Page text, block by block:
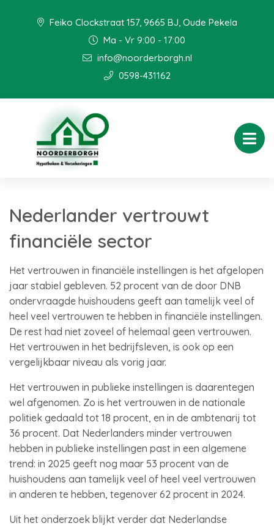
Feiko Clockstraat 157, 9665 BJ, Oude Pekela
Ma - Vr 9:00 - 17:00
info@noorderborgh.nl
0598-431162
Nederlander vertrouwt
financiële sector
Het vertrouwen in financiële instellingen is het afgelopen
jaar stabiel gebleven. 52 procent van de door DNB
ondervraagde huishoudens geeft aan tamelijk veel of
heel veel vertrouwen te hebben in financiële instellingen.
De rest had niet zoveel of helemaal geen vertrouwen.
Het vertrouwen in het bedrijfsleven, is ook op een
vergelijkbaar niveau als vorig jaar.
Het vertrouwen in publieke instellingen is daarentegen
wel afgenomen. Zo is het vertrouwen in de nationale
politiek gedaald tot 18 procent, en in de ambtenarij tot
36 procent. Dat Nederlanders minder vertrouwen
hebben in publieke instellingen past in een algemene
trend: in 2025 geeft nog maar 53 procent van de
huishoudens aan tamelijk veel of heel veel vertrouwen
in anderen te hebben, tegenover 62 procent in 2024.
Uit het onderzoek blijkt verder dat Nederlandse